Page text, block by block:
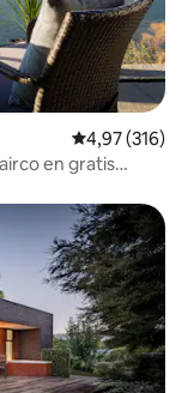
Gemiddelde
4,97 (316)
en gratis